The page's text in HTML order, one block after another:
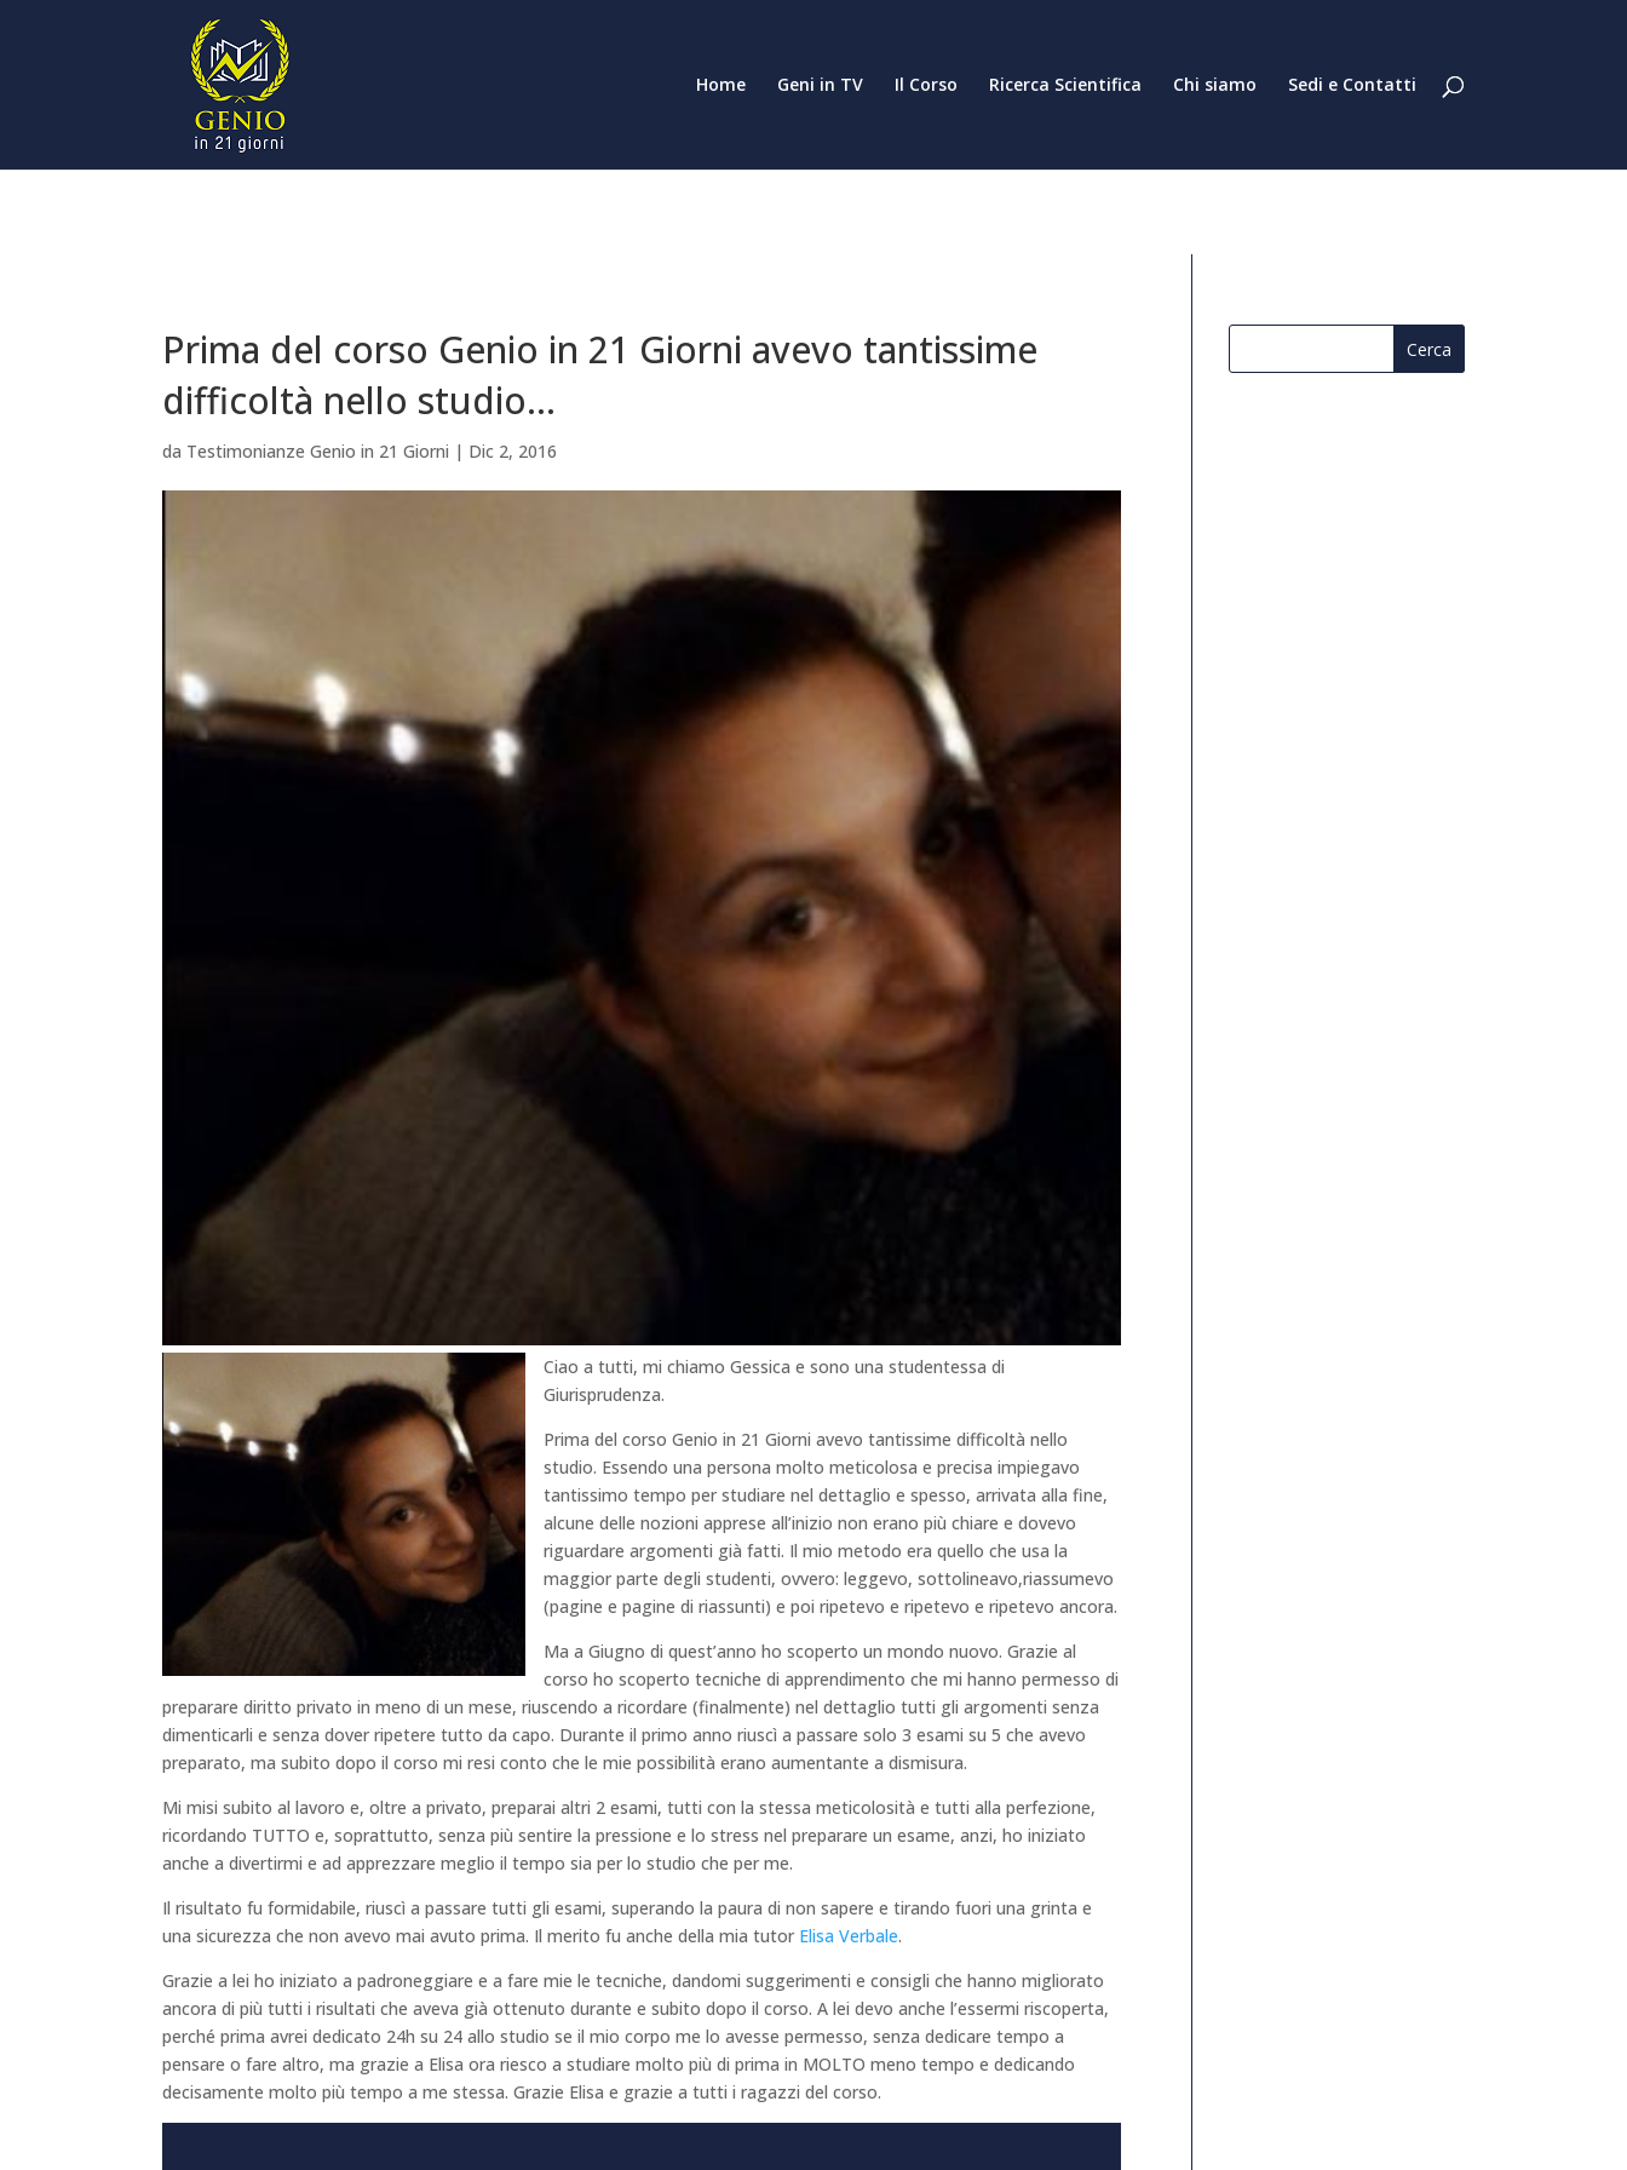
Home Geni in TV Il Corso Ricerca Scientifica Chi siamo Sedi e Contatti
Prima del corso Genio in 21 Giorni avevo tantissime
difficoltà nello studio…
da Testimonianze Genio in 21 Giorni | Dic 2, 2016
Ciao a tutti, mi chiamo Gessica e sono una studentessa di
Giurisprudenza.
Prima del corso Genio in 21 Giorni avevo tantissime difficoltà nello
studio. Essendo una persona molto meticolosa e precisa impiegavo
tantissimo tempo per studiare nel dettaglio e spesso, arrivata alla fine,
alcune delle nozioni apprese all’inizio non erano più chiare e dovevo
riguardare argomenti già fatti. Il mio metodo era quello che usa la
maggior parte degli studenti, ovvero: leggevo, sottolineavo,riassumevo
(pagine e pagine di riassunti) e poi ripetevo e ripetevo e ripetevo ancora.
Ma a Giugno di quest’anno ho scoperto un mondo nuovo. Grazie al
corso ho scoperto tecniche di apprendimento che mi hanno permesso di
preparare diritto privato in meno di un mese, riuscendo a ricordare (finalmente) nel dettaglio tutti gli argomenti senza
dimenticarli e senza dover ripetere tutto da capo. Durante il primo anno riuscì a passare solo 3 esami su 5 che avevo
preparato, ma subito dopo il corso mi resi conto che le mie possibilità erano aumentante a dismisura.
Mi misi subito al lavoro e, oltre a privato, preparai altri 2 esami, tutti con la stessa meticolosità e tutti alla perfezione,
ricordando TUTTO e, soprattutto, senza più sentire la pressione e lo stress nel preparare un esame, anzi, ho iniziato
anche a divertirmi e ad apprezzare meglio il tempo sia per lo studio che per me.
Il risultato fu formidabile, riuscì a passare tutti gli esami, superando la paura di non sapere e tirando fuori una grinta e
una sicurezza che non avevo mai avuto prima. Il merito fu anche della mia tutor Elisa Verbale.
Grazie a lei ho iniziato a padroneggiare e a fare mie le tecniche, dandomi suggerimenti e consigli che hanno migliorato
ancora di più tutti i risultati che aveva già ottenuto durante e subito dopo il corso. A lei devo anche l’essermi riscoperta,
perché prima avrei dedicato 24h su 24 allo studio se il mio corpo me lo avesse permesso, senza dedicare tempo a
pensare o fare altro, ma grazie a Elisa ora riesco a studiare molto più di prima in MOLTO meno tempo e dedicando
decisamente molto più tempo a me stessa. Grazie Elisa e grazie a tutti i ragazzi del corso.